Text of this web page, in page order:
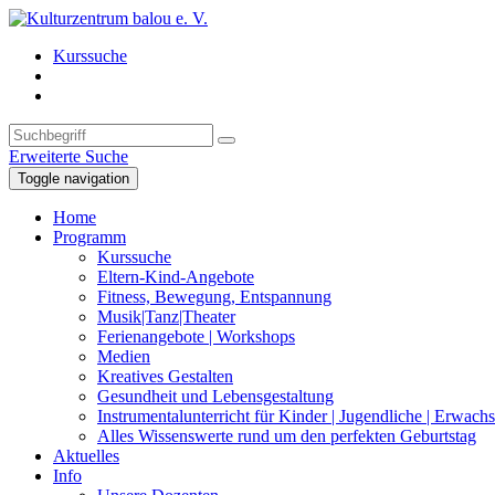
Kurssuche
Erweiterte Suche
Toggle navigation
Home
Programm
Kurssuche
Eltern-Kind-Angebote
Fitness, Bewegung, Entspannung
Musik|Tanz|Theater
Ferienangebote | Workshops
Medien
Kreatives Gestalten
Gesundheit und Lebensgestaltung
Instrumentalunterricht für Kinder | Jugendliche |
Alles Wissenswerte rund um den perfekten Geburtstag
Aktuelles
Info